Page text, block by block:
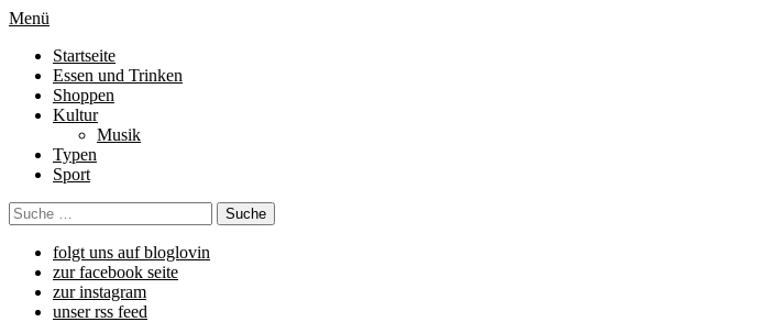
Menü
Startseite
Essen und Trinken
Shoppen
Kultur
Musik
Typen
Sport
folgt uns auf bloglovin
zur facebook seite
zur instagram
unser rss feed